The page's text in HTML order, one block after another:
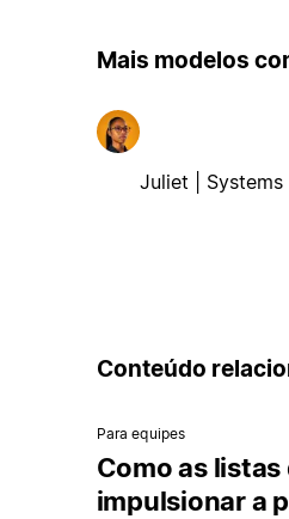
Mais modelos
Juliet | Systems
Conteúdo
Para equipes
Como as listas
impulsionar a